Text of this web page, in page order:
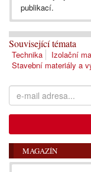
publikací.
Související témata
Technika Izolační
Stavební materiály a
MAGAZÍN